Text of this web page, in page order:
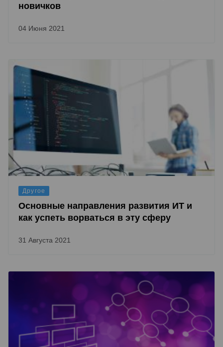
новичков
04 Июня 2021
Другое
Основные направления развития ИТ и
как успеть ворваться в эту сферу
31 Августа 2021